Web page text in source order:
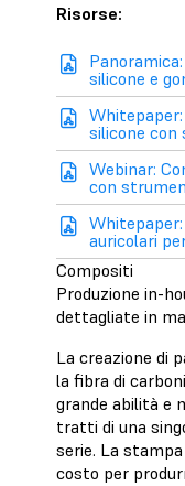
Risorse:
silicone e
silicone
Webinar:
con
auricolari
Compositi
Produzione in-
dettagliate in
La creazione di
la fibra di
grande abilità e
tratti di una
serie. La
costo per